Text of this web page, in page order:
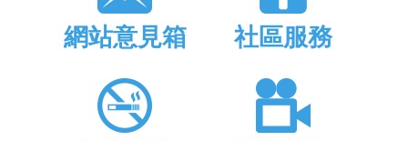
網站意見箱 社區服務